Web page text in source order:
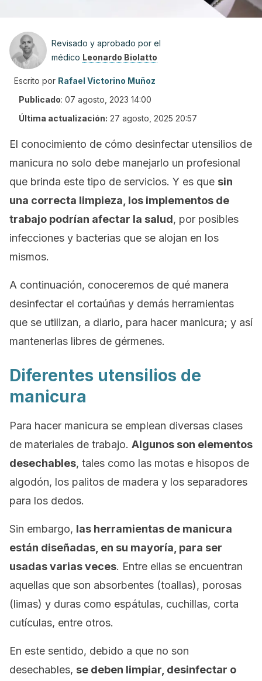
Revisado y aprobado por el
médico Leonardo Biolatto
Escrito por Rafael Victorino Muñoz
Publicado: 07 agosto, 2023 14:00
Última actualización: 27 agosto, 2025 20:57
El conocimiento de cómo desinfectar utensilios de
manicura no solo debe manejarlo un profesional
que brinda este tipo de servicios. Y es que sin
una correcta limpieza, los implementos de
trabajo podrían afectar la salud, por posibles
infecciones y bacterias que se alojan en los
mismos.
A continuación, conoceremos de qué manera
desinfectar el cortaúñas y demás herramientas
que se utilizan, a diario, para hacer manicura; y así
mantenerlas libres de gérmenes.
Diferentes utensilios de
manicura
Para hacer manicura se emplean diversas clases
de materiales de trabajo. Algunos son elementos
desechables, tales como las motas e hisopos de
algodón, los palitos de madera y los separadores
para los dedos.
Sin embargo, las herramientas de manicura
están diseñadas, en su mayoría, para ser
usadas varias veces. Entre ellas se encuentran
aquellas que son absorbentes (toallas), porosas
(limas) y duras como espátulas, cuchillas, corta
cutículas, entre otros.
En este sentido, debido a que no son
desechables, se deben limpiar, desinfectar o